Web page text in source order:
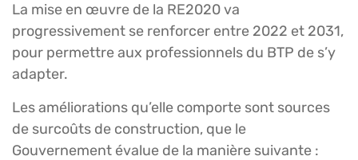
La mise en œuvre de la RE2020 va
progressivement se renforcer entre 2022 et 2031,
pour permettre aux professionnels du BTP de s’y
adapter.
Les améliorations qu’elle comporte sont sources
de surcoûts de construction, que le
Gouvernement évalue de la manière suivante :